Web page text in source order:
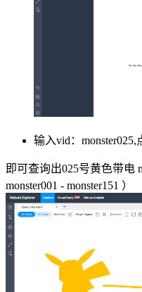
输入vid：monster025,
即可查询出025号黄色带电
monster001 - monster151 ）